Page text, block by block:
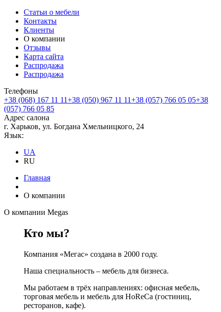
Статьи о мебели
Контакты
Клиенты
О компании
Отзывы
Карта сайта
Распродажа
Распродажа
Телефоны
+38 (068) 167 11 11+38 (050) 967 11 11+38 (057) 766 05 05+38
(057) 766 05 85
Адрес салона
г. Харьков, ул. Богдана Хмельницкого, 24
Язык:
UA
RU
Главная
О компании
О компании Megas
Кто мы?
Компания «Мегас» создана в 2000 году.
Наша специальность – мебель для бизнеса.
Мы работаем в трёх направлениях: офисная мебель,
торговая мебель и мебель для HoReCa (гостиниц,
ресторанов, кафе).